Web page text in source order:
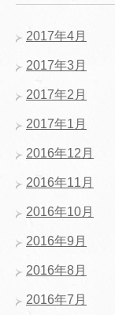
2017年4月
2017年3月
2017年2月
2017年1月
2016年12月
2016年11月
2016年10月
2016年9月
2016年8月
2016年7月